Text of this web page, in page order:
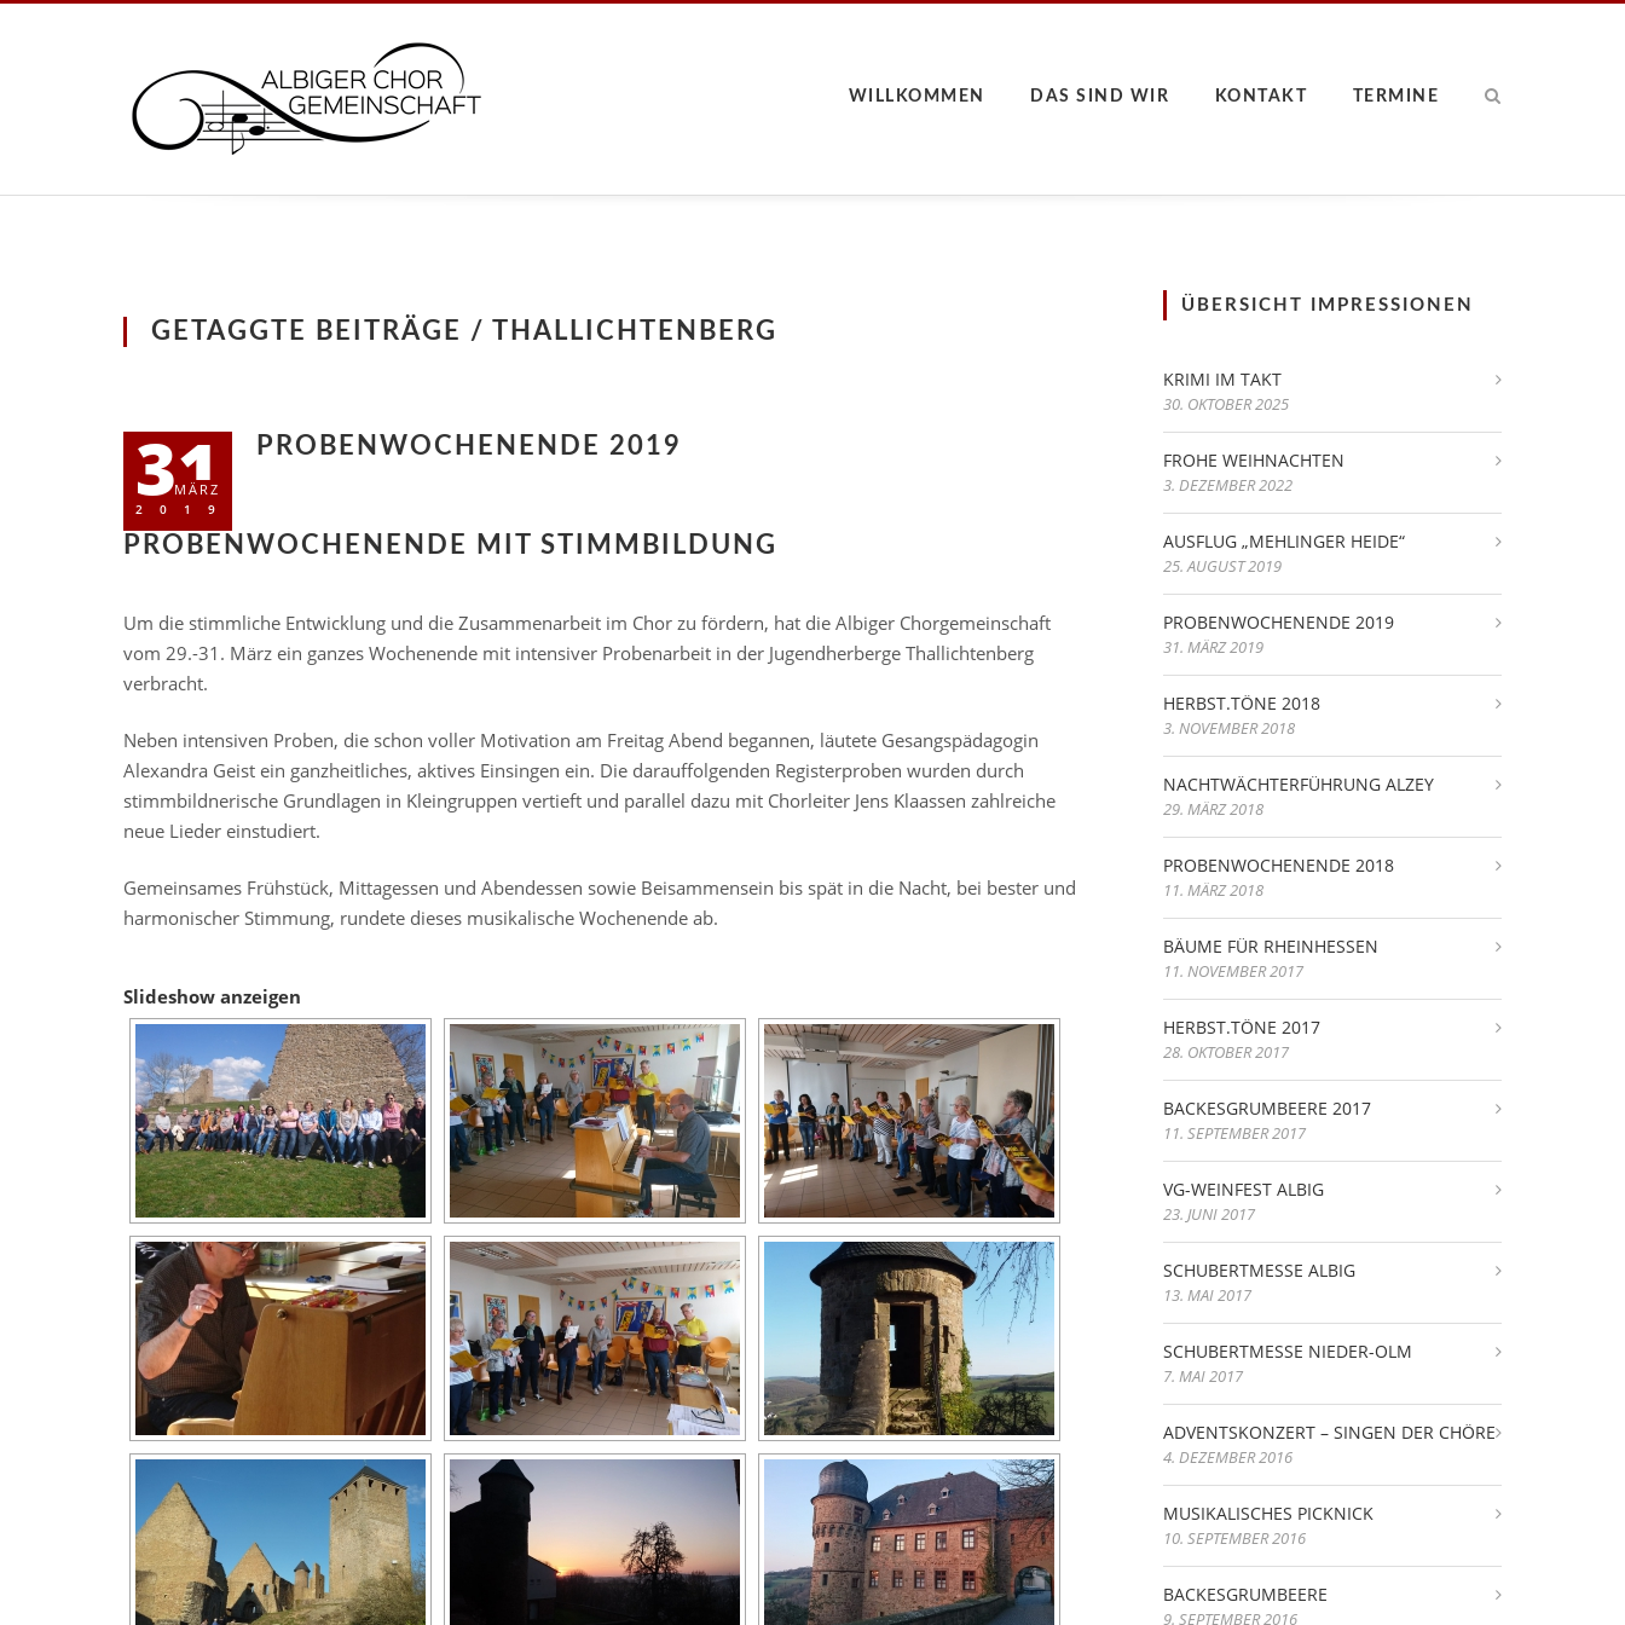
WILLKOMMEN DAS SIND WIR KONTAKT TERMINE
GETAGGTE BEITRÄGE / THALLICHTENBERG
31
MÄRZ
2019
PROBENWOCHENENDE 2019
PROBENWOCHENENDE MIT STIMMBILDUNG
Um die stimmliche Entwicklung und die Zusammenarbeit im Chor zu fördern, hat die Albiger Chorgemeinschaft
vom 29.-31. März ein ganzes Wochenende mit intensiver Probenarbeit in der Jugendherberge Thallichtenberg
verbracht.
Neben intensiven Proben, die schon voller Motivation am Freitag Abend begannen, läutete Gesangspädagogin
Alexandra Geist ein ganzheitliches, aktives Einsingen ein. Die darauffolgenden Registerproben wurden durch
stimmbildnerische Grundlagen in Kleingruppen vertieft und parallel dazu mit Chorleiter Jens Klaassen zahlreiche
neue Lieder einstudiert.
Gemeinsames Frühstück, Mittagessen und Abendessen sowie Beisammensein bis spät in die Nacht, bei bester und
harmonischer Stimmung, rundete dieses musikalische Wochenende ab.
Slideshow anzeigen
ÜBERSICHT IMPRESSIONEN
KRIMI IM TAKT
30. OKTOBER 2025
FROHE WEIHNACHTEN
3. DEZEMBER 2022
AUSFLUG „MEHLINGER HEIDE“
25. AUGUST 2019
PROBENWOCHENENDE 2019
31. MÄRZ 2019
HERBST.TÖNE 2018
3. NOVEMBER 2018
NACHTWÄCHTERFÜHRUNG ALZEY
29. MÄRZ 2018
PROBENWOCHENENDE 2018
11. MÄRZ 2018
BÄUME FÜR RHEINHESSEN
11. NOVEMBER 2017
HERBST.TÖNE 2017
28. OKTOBER 2017
BACKESGRUMBEERE 2017
11. SEPTEMBER 2017
VG-WEINFEST ALBIG
23. JUNI 2017
SCHUBERTMESSE ALBIG
13. MAI 2017
SCHUBERTMESSE NIEDER-OLM
7. MAI 2017
ADVENTSKONZERT – SINGEN DER CHÖRE
4. DEZEMBER 2016
MUSIKALISCHES PICKNICK
10. SEPTEMBER 2016
BACKESGRUMBEERE
9. SEPTEMBER 2016